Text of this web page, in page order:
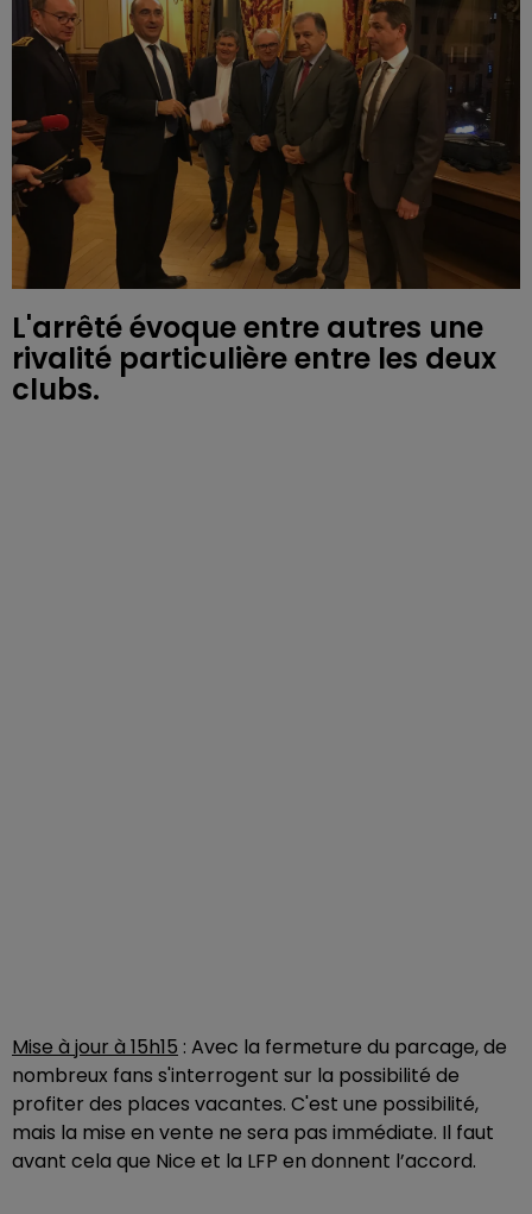
L'arrêté évoque entre autres une
rivalité particulière entre les deux
clubs.
Mise à jour à 15h15 : Avec la fermeture du parcage, de
nombreux fans s'interrogent sur la possibilité de
profiter des places vacantes. C'est une possibilité,
mais la mise en vente ne sera pas immédiate. Il faut
avant cela que Nice et la LFP en donnent l’accord.